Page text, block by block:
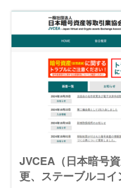
JVCEA（日本暗号
更、ステーブルコ